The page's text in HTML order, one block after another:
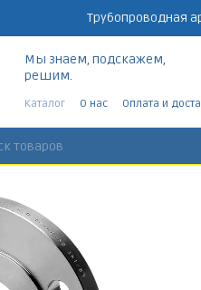
Трубопроводная
Мы знаем, подскажем,
решим.
Каталог
О нас Оплата и